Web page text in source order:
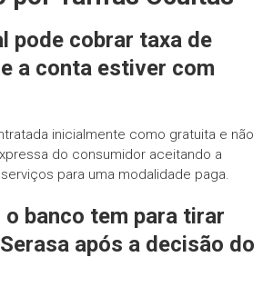
pode cobrar taxa de
a conta estiver com
inicialmente como gratuita e não
do consumidor aceitando a
para uma modalidade paga.
o banco tem para tirar
após a decisão do